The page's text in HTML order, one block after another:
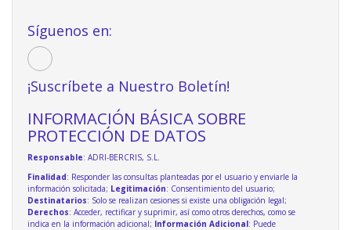
Síguenos en:
¡Suscríbete a Nuestro Boletín!
INFORMACIÓN BÁSICA SOBRE
PROTECCIÓN DE DATOS
Responsable: ADRI-BERCRIS, S.L.
Finalidad: Responder las consultas planteadas por el usuario y enviarle la
información solicitada; Legitimación: Consentimiento del usuario;
Destinatarios: Solo se realizan cesiones si existe una obligación legal;
Derechos: Acceder, rectificar y suprimir, así como otros derechos, como se
indica en la información adicional; Información Adicional: Puede